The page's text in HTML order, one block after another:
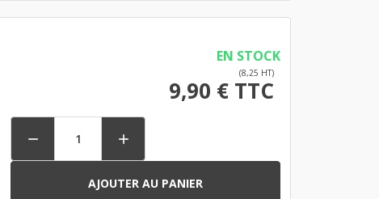
EN STOCK
(8,25 HT)
9,90 € TTC
 
AJOUTER AU PANIER